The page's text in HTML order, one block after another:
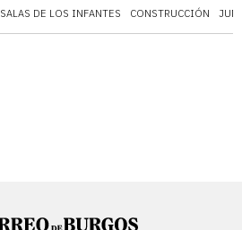
SALAS DE LOS INFANTES CONSTRUCCIÓN